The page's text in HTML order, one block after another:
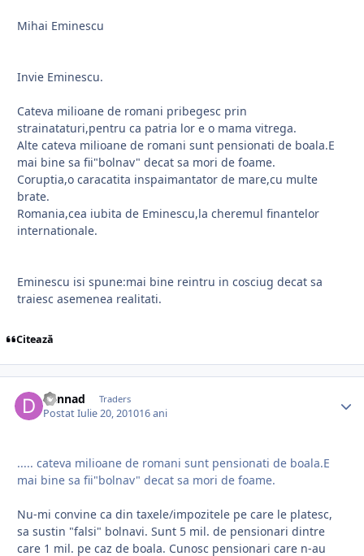
Mihai Eminescu
Invie Eminescu.
Cateva milioane de romani pribegesc prin
strainataturi,pentru ca patria lor e o mama vitrega.
Alte cateva milioane de romani sunt pensionati de boala.E
mai bine sa fii"bolnav" decat sa mori de foame.
Coruptia,o caracatita inspaimantator de mare,cu multe
brate.
Romania,cea iubita de Eminescu,la cheremul finantelor
internationale.
Eminescu isi spune:mai bine reintru in cosciug decat sa
traiesc asemenea realitati.
Citează
dannad Traders
PostatIulie 20, 201016 ani
..... cateva milioane de romani sunt pensionati de boala.E
mai bine sa fii"bolnav" decat sa mori de foame.
Nu-mi convine ca din taxele/impozitele pe care le platesc,
sa sustin "falsi" bolnavi. Sunt 5 mil. de pensionari dintre
care 1 mil. pe caz de boala. Cunosc pensionari care n-au